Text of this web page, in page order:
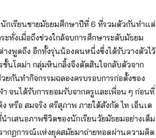
กเรียนชายมัธยมศึกษาปีที่ 6 ที่รวมตัวกันทำแต่
ะทั่งเมื่อถึงช่วงใกล้จบการศึกษาระดับมัธยม
างพูดถึง อีกทั้งรุ่นน้องคนหนึ่งซึ่งได้รับวางตัวไว้
นโคม่า กลุ่มหินกลิ้งจึงตัดสินใจกลับตัวจาก
ยกันทำกิจกรรมฉลองครบรอบการก่อตั้งของ
จนได้รับการยอมรับจากครูและเพื่อน ๆ ก่อนที่
หรือ สมจริง ศรีสุภาพ ภายใต้สังกัด ไท เอ็นเต
ำเสนอภาพชีวิตของนักเรียนวัยมัธยมอย่างเต็ม
ากฏการณ์แห่งยุคสมัยมาถ่ายทอดผ่านความคิด